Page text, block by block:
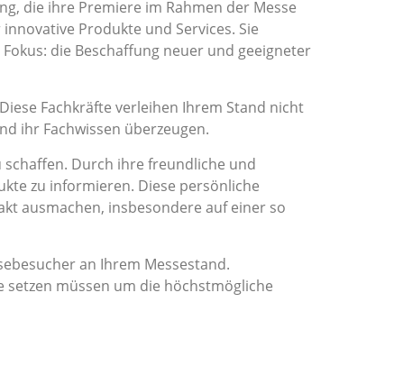
die ihre Premiere im Rahmen der Messe
Produkte und Services. Sie
die Beschaffung neuer und geeigneter
Fachkräfte verleihen Ihrem Stand nicht
ihr Fachwissen überzeugen.
schaffen. Durch ihre freundliche und
zu informieren. Diese persönliche
ausmachen, insbesondere auf einer so
an Ihrem Messestand.
setzen müssen um die höchstmögliche